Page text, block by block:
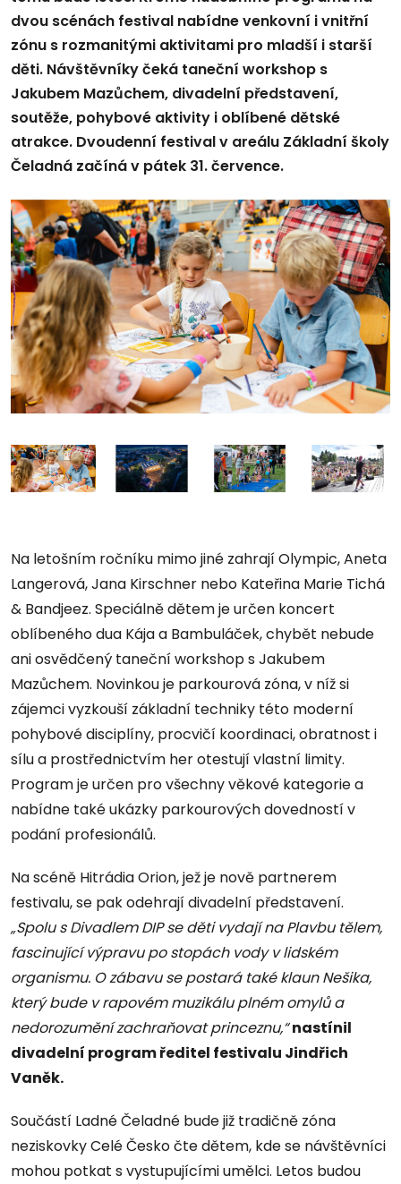
dvou scénách festival nabídne venkovní i vnitřní
zónu s rozmanitými aktivitami pro mladší i starší
děti. Návštěvníky čeká taneční workshop s
Jakubem Mazůchem, divadelní představení,
soutěže, pohybové aktivity i oblíbené dětské
atrakce. Dvoudenní festival v areálu Základní školy
Čeladná začíná v pátek 31. července.
Na letošním ročníku mimo jiné zahrají Olympic, Aneta
Langerová, Jana Kirschner nebo Kateřina Marie Tichá
& Bandjeez. Speciálně dětem je určen koncert
oblíbeného dua Kája a Bambuláček, chybět nebude
ani osvědčený taneční workshop s Jakubem
Mazůchem. Novinkou je parkourová zóna, v níž si
zájemci vyzkouší základní techniky této moderní
pohybové disciplíny, procvičí koordinaci, obratnost i
sílu a prostřednictvím her otestují vlastní limity.
Program je určen pro všechny věkové kategorie a
nabídne také ukázky parkourových dovedností v
podání profesionálů.
Na scéně Hitrádia Orion, jež je nově partnerem
festivalu, se pak odehrají divadelní představení.
„Spolu s Divadlem DIP se děti vydají na Plavbu tělem,
fascinující výpravu po stopách vody v lidském
organismu. O zábavu se postará také klaun Nešika,
který bude v rapovém muzikálu plném omylů a
nedorozumění zachraňovat princeznu,“ nastínil
divadelní program ředitel festivalu Jindřich
Vaněk.
Součástí Ladné Čeladné bude již tradičně zóna
neziskovky Celé Česko čte dětem, kde se návštěvníci
mohou potkat s vystupujícími umělci. Letos budou